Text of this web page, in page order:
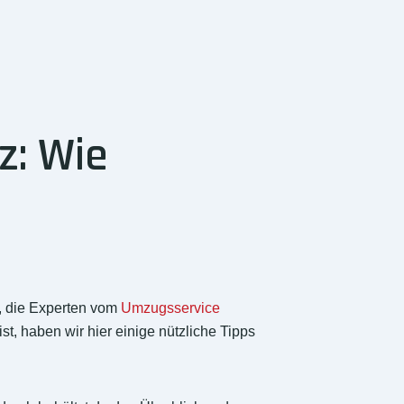
Wie
die Experten vom Umzugsservice
haben wir hier einige nützliche Tipps